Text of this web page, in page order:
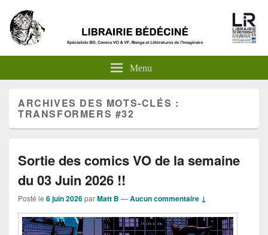
Menu
ARCHIVES DES MOTS-CLÉS :
TRANSFORMERS #32
Sortie des comics VO de la semaine
du 03 Juin 2026 !!
Posté le 6 juin 2026parMatt B —Aucun commentaire ↓